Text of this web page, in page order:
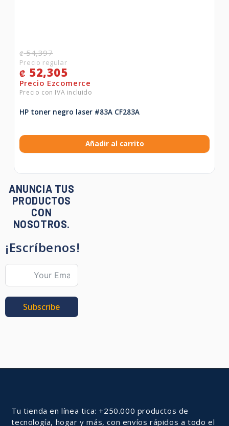
₡54,397
₡ 52,305
HP toner negro laser #83A CF283A
Añadir al carrito
ANUNCIA TUS
PRODUCTOS
CON
NOSOTROS.
¡Escríbenos!
Subscribe
Tu tienda en línea tica: +250.000 productos de
tecnología, hogar y más, con envíos rápidos a todo el